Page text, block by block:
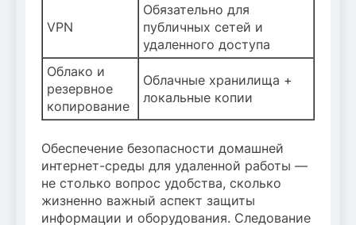
VPN
Обязательно для
публичных сетей и
удаленного доступа
Облако и
резервное
копирование
Облачные хранилища +
локальные копии
Обеспечение безопасности домашней
интернет-среды для удаленной работы —
не столько вопрос удобства, сколько
жизненно важный аспект защиты
информации и оборудования. Следование